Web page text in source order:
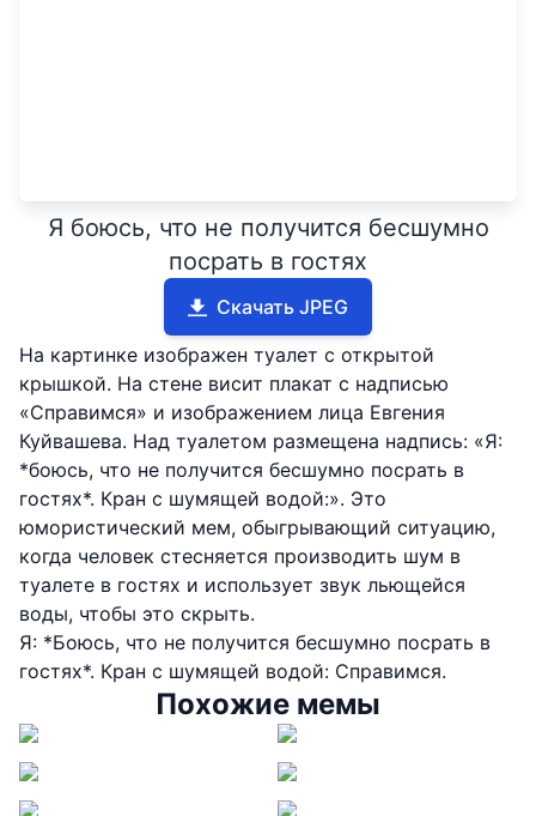
Я боюсь, что не получится бесшумно
посрать в гостях
Скачать JPEG
На картинке изображен туалет с открытой
крышкой. На стене висит плакат с надписью
«Справимся» и изображением лица Евгения
Куйвашева. Над туалетом размещена надпись: «Я:
*боюсь, что не получится бесшумно посрать в
гостях*. Кран с шумящей водой:». Это
юмористический мем, обыгрывающий ситуацию,
когда человек стесняется производить шум в
туалете в гостях и использует звук льющейся
воды, чтобы это скрыть.
Я: *Боюсь, что не получится бесшумно посрать в
гостях*. Кран с шумящей водой: Справимся.
Похожие мемы